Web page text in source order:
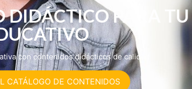
DIDÁCTICO PARA
con contenidos didácticos de calidad
CATÁLOGO DE CONTENIDOS